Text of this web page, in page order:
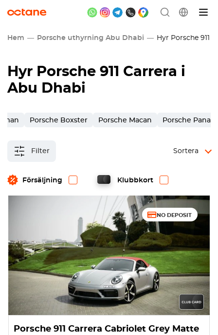
Hem Porsche uthyrning Abu Dhabi Hyr Porsche 911
Hyr Porsche 911 Carrera i
Abu Dhabi
Porsche Boxster Porsche Macan Porsche
Filter
Försäljning Klubbkort
Sortera
NO DEPOSIT
Porsche 911 Carrera Cabriolet Grey Matte